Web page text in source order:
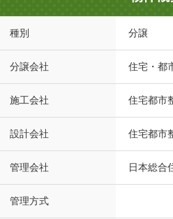
種別 分譲
分譲会社 住宅・都
施工会社 住宅都市
設計会社 住宅都市
管理会社 日本総合
管理方式